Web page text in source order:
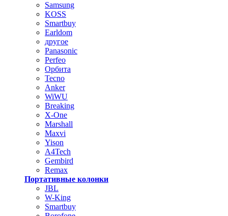
Samsung
KOSS
Smartbuy
Earldom
другое
Panasonic
Perfeo
Орбита
Tecno
Anker
WiWU
Breaking
X-One
Marshall
Maxvi
Yison
A4Tech
Gembird
Remax
Портативные колонки
JBL
W-King
Smartbuy